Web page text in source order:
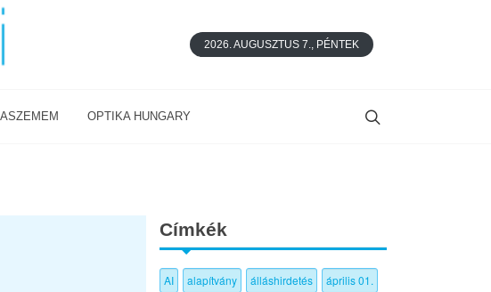
2026. AUGUSZTUS 7., PÉNTEK
OPTIKA HUNGARY
Címkék
AI alapítvány álláshirdetés
április 01.